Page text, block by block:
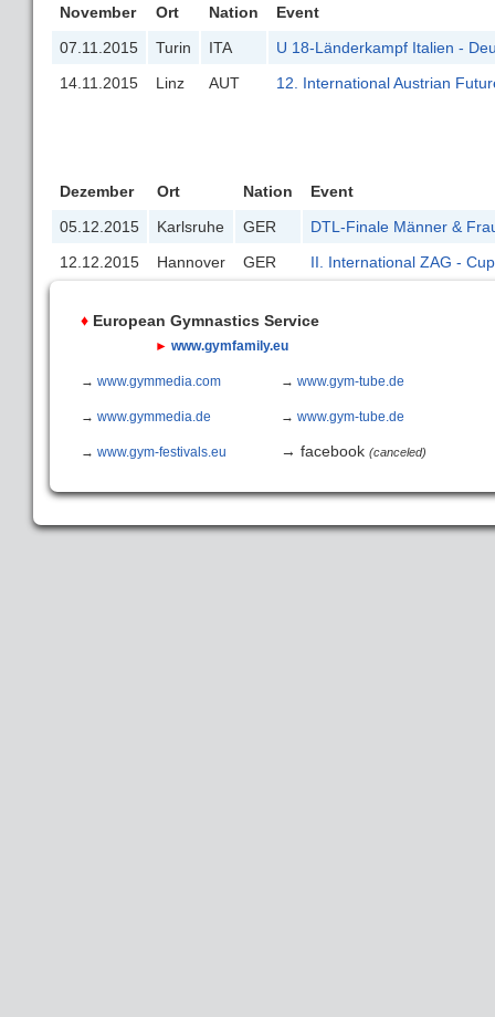
November Ort Nation
Event
07.11.2015
Turin ITA
U 18-Länderkampf Italien -
14.11.2015
Linz AUT 12. International Austrian
Dezember Ort Nation
Event
05.12.2015
Karlsruhe GER
DTL-Finale Männer &
12.12.2015
Hannover GER II. International ZAG -
♦ European Gymnastics Service
► www.gymfamily.eu
→ www.gymmedia.com → www.gym-tube.de
→ www.gymmedia.de → www.gym-tube.de
→ www.gym-festivals.eu → facebook (canceled)